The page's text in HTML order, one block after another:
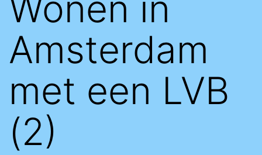
Amsterdam
met een LVB
(2)